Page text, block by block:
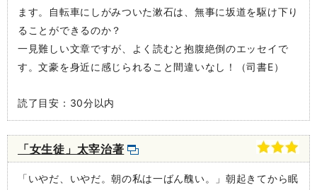
ます。自転車にしがみついた漱石は、無事に坂道を駆け下り
ることができるのか？
一見難しい文章ですが、よく読むと抱腹絶倒のエッセイで
す。文豪を身近に感じられること間違いなし！（司書E）
読了目安：30分以内
「女生徒」太宰治著
「いやだ、いやだ。朝の私は一ばん醜い。」朝起きてから眠